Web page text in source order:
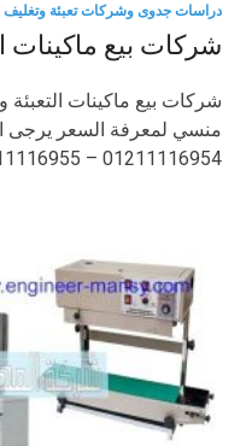
دراسات جدوى وشركات تعبئة وتغليف
شركات بيع ماكينات
شركات بيع ماكينات
منسي لمعرفة السعر يرجى
01211116954 – 01211116955 – …